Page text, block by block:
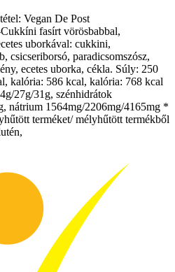
Vegan De Post
fasírt vörösbabbal,
uborkával: cukkini,
csicseriborsó, paradicsomszósz,
ecetes uborka, cékla. Súly: 250
kalória: 586 kcal, kalória: 768 kcal
27g/31g, szénhidrátok
nátrium 1564mg/2206mg/4165mg *
terméket/ mélyhűtött termékből